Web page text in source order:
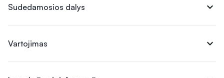
Sudedamosios dalys expand_more
Vartojimas expand_more